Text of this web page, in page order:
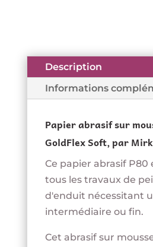
Description
Informations
Papier abrasif sur
GoldFlex Soft, par
Ce papier abrasif P80
tous les travaux de
d'enduit nécessitant
intermédiaire ou fin.
Cet abrasif sur